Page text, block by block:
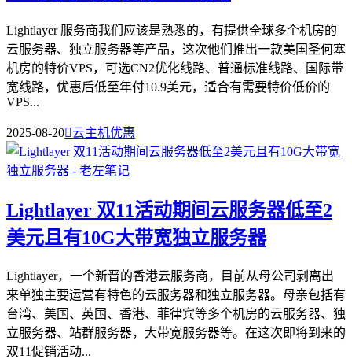
Lightlayer 服务商我们应该是熟悉的，有提供全球多个机房的
云服务器、独立服务器等产品，这次他们推出一款美国圣何塞
机房的特价VPS，可选CN2优化线路、普通标准线路、国际带
宽线路，优惠后低至年付10.9美元，适合有需要特价低价的
VPS...
2025-08-20云主机优惠
Lightlayer 双11活动期间云服务器低至2
美元且有10G大带宽独立服务器
Lightlayer，一个新晋的香港云服务商，目前从母公司剥离出
来单独主要运营有特色的云服务器和独立服务器。母亲包括有
台湾、美国、英国、香港、菲律宾等多个机房的云服务器、独
立服务器、站群服务器，大带宽服务器等。在这次即将到来的
双11促销活动...